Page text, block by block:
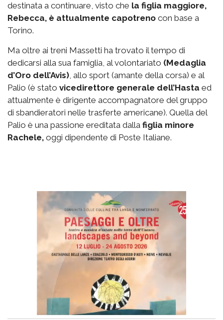
destinata a continuare, visto che la figlia maggiore,
Rebecca, è attualmente capotreno con base a
Torino.
Ma oltre ai treni Massetti ha trovato il tempo di
dedicarsi alla sua famiglia, al volontariato (Medaglia
d’Oro dell’Avis) , allo sport (amante della corsa) e al
Palio (è stato vicedirettore generale dell’Hasta ed
attualmente è dirigente accompagnatore del gruppo
di sbandieratori nelle trasferte americane). Quella del
Palio è una passione ereditata dalla figlia minore
Rachele, oggi dipendente di Poste Italiane.